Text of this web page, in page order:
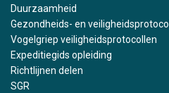
Duurzaamheid
Gezondheids- en veiligheidsprotocol
Vogelgriep veiligheidsprotocollen
Expeditiegids opleiding
Richtlijnen delen
SGR